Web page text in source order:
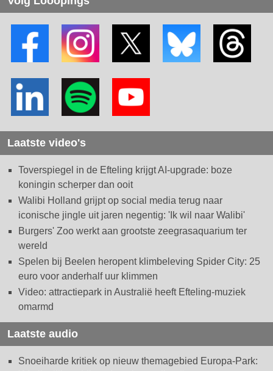
Laatste video's
Toverspiegel in de Efteling krijgt AI-upgrade: boze
koningin scherper dan ooit
Walibi Holland grijpt op social media terug naar
iconische jingle uit jaren negentig: 'Ik wil naar Walibi'
Burgers' Zoo werkt aan grootste zeegrasaquarium ter
wereld
Spelen bij Beelen heropent klimbeleving Spider City: 25
euro voor anderhalf uur klimmen
Video: attractiepark in Australië heeft Efteling-muziek
omarmd
Laatste audio
Snoeiharde kritiek op nieuw themagebied Europa-Park: